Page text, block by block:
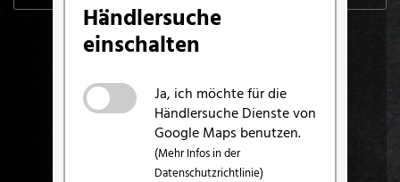
Händlersuche
einschalten
Ja, ich möchte für die
Händlersuche Dienste von
Google Maps benutzen.
(Mehr Infos in der
Datenschutzrichtlinie)